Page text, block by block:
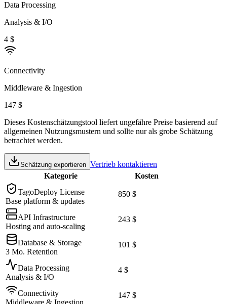
Data Processing
Analysis & I/O
4 $
Connectivity
Middleware & Ingestion
147 $
Dieses Kostenschätzungstool liefert ungefähre Preise basierend auf
allgemeinen Nutzungsmustern und sollte nur als grobe Schätzung
betrachtet werden.
Schätzung exportieren Vertrieb kontaktieren
Kategorie
Kosten
TagoDeploy License
Base platform & updates
850 $
API Infrastructure
Hosting and auto-scaling
243 $
Database & Storage
3 Mo. Retention
101 $
Data Processing
Analysis & I/O
4 $
Connectivity
147 $